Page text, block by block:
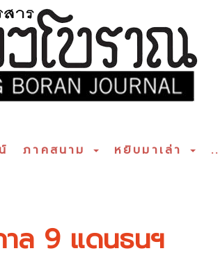
ภาคสนาม หยิบมาเล่า
ล 9 แดนธนฯ